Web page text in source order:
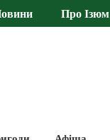
Про Ізюм